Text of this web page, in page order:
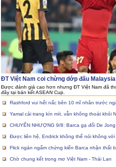
ĐT Việt Nam coi chừng dớp đấu
Được đánh giá cao hơn nhưng ĐT Việt Nam đã
đây tại bán kết ASEAN Cup.
Rashford vui hết nấc bên 10 mĩ nhân trước
Yamal cải trang kín mít, vẫn không thoát khỏi
CHUYỂN NHƯỢNG 9/8: Barca gạ đổi De
Được liên hệ, Endrick không thể nói không với
Flick ngán ngẩm chứng kiến Barca nhận thất
Chờ chung kết trong mơ Việt Nam - Thái Lan